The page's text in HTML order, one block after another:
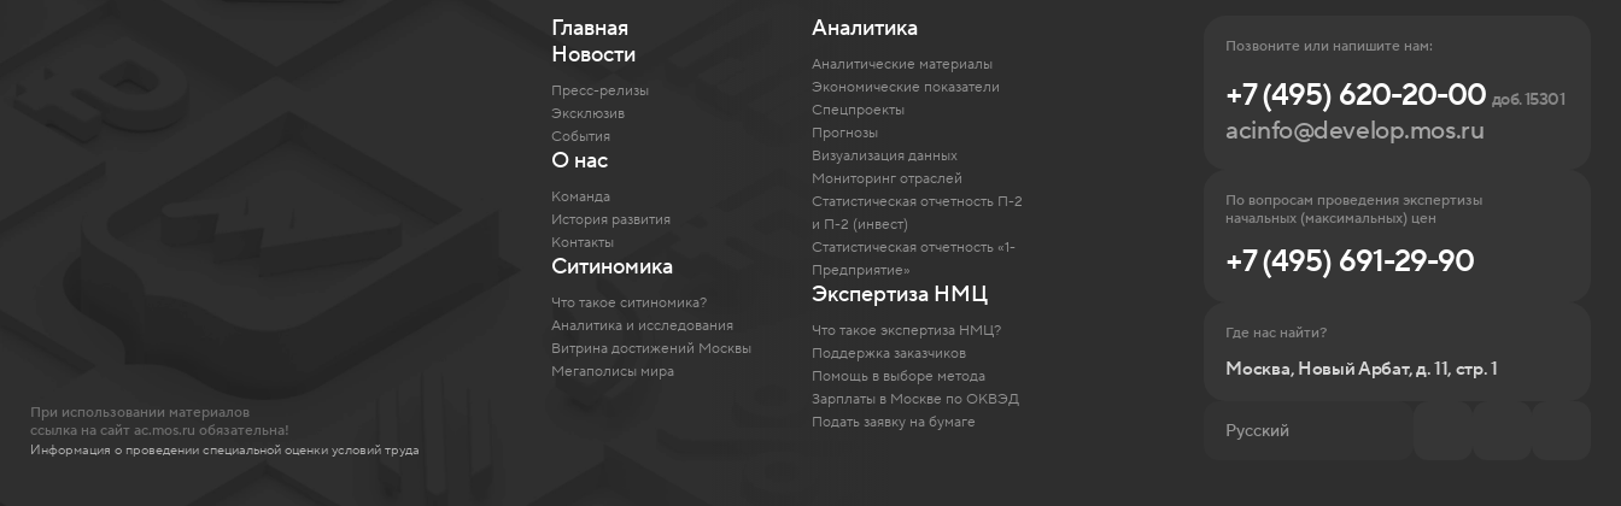
При использовании материалов
ссылка на сайт ac.mos.ru обязательна!
Информация о проведении специальной оценки условий труда
Главная
Новости
Пресс-релизы
Эксклюзив
События
О нас
Команда
История развития
Контакты
Ситиномика
Что такое ситиномика?
Аналитика и исследования
Витрина достижений Москвы
Мегаполисы мира
Аналитика
Аналитические материалы
Экономические показатели
Спецпроекты
Прогнозы
Визуализация данных
Мониторинг отраслей
Статистическая отчетность П-2
и П-2 (инвест)
Статистическая отчетность «1-
Предприятие»
Экспертиза НМЦ
Что такое экспертиза НМЦ?
Поддержка заказчиков
Помощь в выборе метода
Зарплаты в Москве по ОКВЭД
Подать заявку на бумаге
Позвоните или напишите нам:
+7 (495) 620-20-00 доб. 15301
acinfo@develop.mos.ru
По вопросам проведения экспертизы
начальных (максимальных) цен
+7 (495) 691-29-90
Где нас найти?
Москва, Новый Арбат, д. 11, стр. 1
Русский